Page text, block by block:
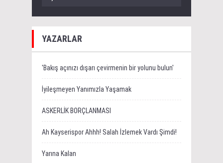
YAZARLAR
'Bakış açınızı dışarı çevirmenin bir yolunu bulun'
İyileşmeyen Yanımızla Yaşamak
ASKERLİK BORÇLANMASI
Ah Kayserispor Ahhh! Salah İzlemek Vardı Şimdi!
Yarına Kalan